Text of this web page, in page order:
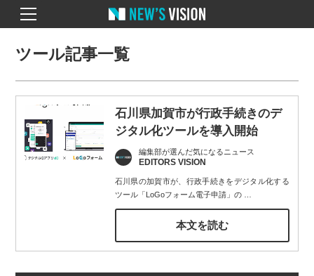
ツール記事一覧
石川県加賀市が行政手続きのデ
ジタル化ツールを導入開始
編集部が選んだ気になるニュース
EDITORS VISION
石川県の加賀市が、行政手続きをデジタル化する
ツール「LoGoフォーム電子申請」の…
本文を読む